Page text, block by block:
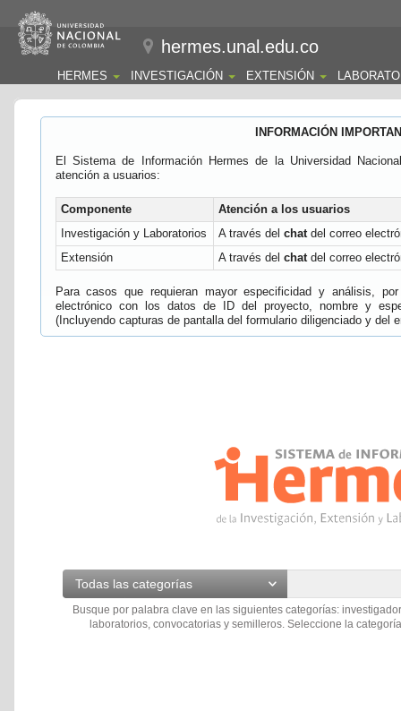
hermes.unal.edu.co
HERMES INVESTIGACIÓN EXTENSIÓN
INFORMACIÓN
El Sistema de Información Hermes de la Universidad
atención a usuarios:
Componente
Atención a los usuarios
Investigación y Laboratorios
A través del chatdel correo
Extensión
A través del chatdel correo
Para casos que requieran mayor especificidad y análisis,
electrónico con los datos de ID del proyecto, nombre y
(Incluyendo capturas de pantalla del formulario diligenciado y del
Todas las categorías
Busque por palabra clave en las siguientes categorías:
laboratorios, convocatorias y semilleros. Seleccione la